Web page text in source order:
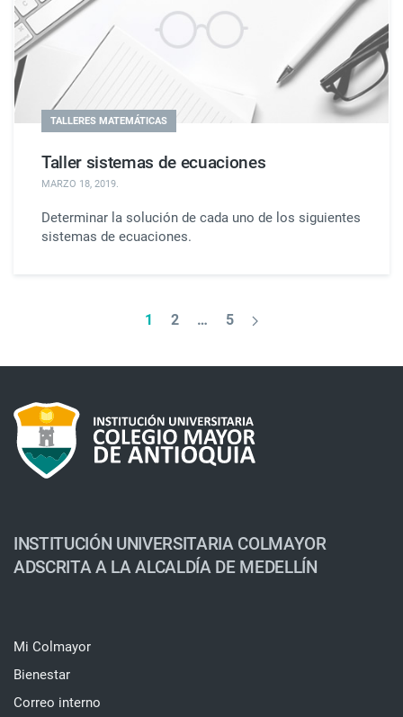
TALLERES MATEMÁTICAS
Taller sistemas de ecuaciones
MARZO 18, 2019.
Determinar la solución de cada uno de los siguientes
sistemas de ecuaciones.
1 2 … 5
INSTITUCIÓN UNIVERSITARIA COLMAYOR
ADSCRITA A LA ALCALDÍA DE MEDELLÍN
Mi Colmayor
Bienestar
Correo interno